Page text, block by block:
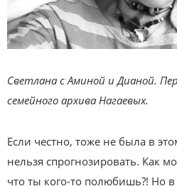
Светлана с Аминой и Дианой.
семейного архива Нагаевых.
Если честно, тоже не была в
нельзя спрогнозировать. Как
что ты кого-то полюбишь?! Но